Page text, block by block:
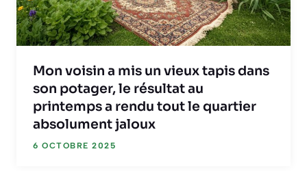
Mon voisin a mis un vieux tapis dans
son potager, le résultat au
printemps a rendu tout le quartier
absolument jaloux
6 OCTOBRE 2025